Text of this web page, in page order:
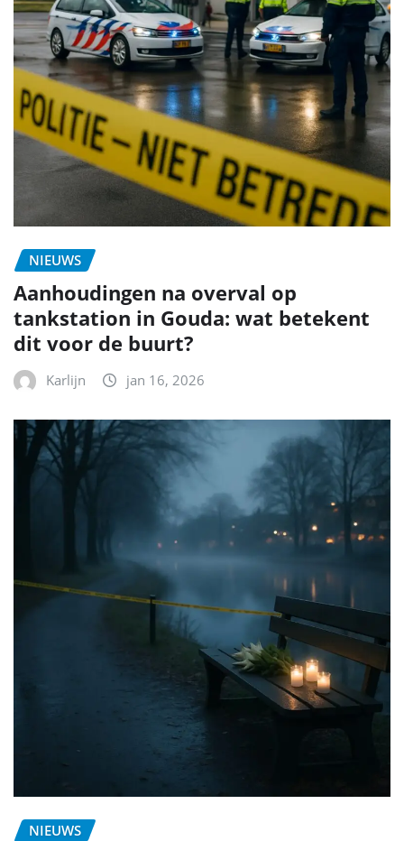
NIEUWS
Aanhoudingen na overval op
tankstation in Gouda: wat betekent
dit voor de buurt?
Karlijn jan 16, 2026
NIEUWS